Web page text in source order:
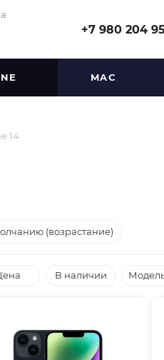
+7 980 204
MAC
14
(возрастание)
В наличии